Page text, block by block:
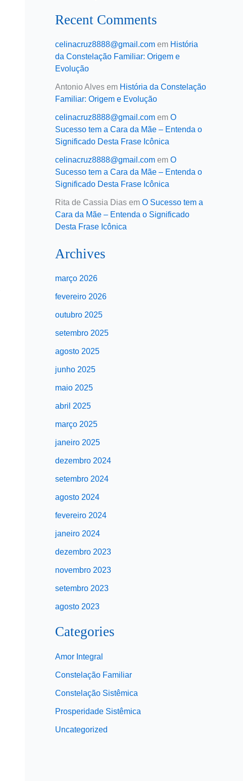
Recent Comments
celinacruz8888@gmail.com em História
da Constelação Familiar: Origem e
Evolução
Antonio Alves em História da Constelação
Familiar: Origem e Evolução
celinacruz8888@gmail.com em O
Sucesso tem a Cara da Mãe – Entenda o
Significado Desta Frase Icônica
celinacruz8888@gmail.com em O
Sucesso tem a Cara da Mãe – Entenda o
Significado Desta Frase Icônica
Rita de Cassia Dias em O Sucesso tem a
Cara da Mãe – Entenda o Significado
Desta Frase Icônica
Archives
março 2026
fevereiro 2026
outubro 2025
setembro 2025
agosto 2025
junho 2025
maio 2025
abril 2025
março 2025
janeiro 2025
dezembro 2024
setembro 2024
agosto 2024
fevereiro 2024
janeiro 2024
dezembro 2023
novembro 2023
setembro 2023
agosto 2023
Categories
Amor Integral
Constelação Familiar
Constelação Sistêmica
Prosperidade Sistêmica
Uncategorized